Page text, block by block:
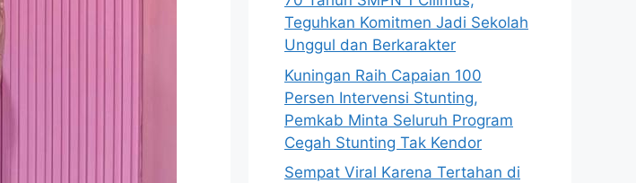
Teguhkan Komitmen Jadi Sekolah
Unggul dan Berkarakter
Kuningan Raih Capaian 100
Persen Intervensi Stunting,
Pemkab Minta Seluruh Program
Cegah Stunting Tak Kendor
Sempat Viral Karena Tertahan di